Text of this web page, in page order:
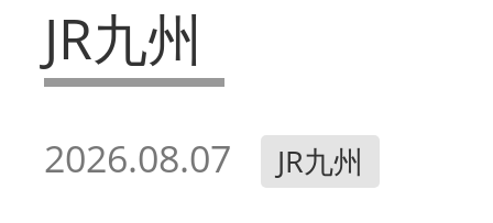
JR九州
2026.08.07 JR九州